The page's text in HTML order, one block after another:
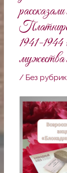
1941-1944
мужества
/Без